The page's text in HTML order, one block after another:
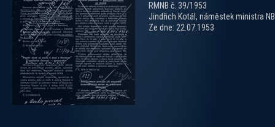
RMNB č. 39/1953
Jindřich Kotál, náměstek ministra NB
Ze dne: 22.07.1953
zobrazit PDF dokument